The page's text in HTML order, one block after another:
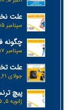
علت
سپتامبر 15, 2020 - 1:13 ب.ظ
چگونه
سپتامبر 17, 2019 - 6:04 ب.ظ
علت
جولای 21, 2026 - 1:35 ب.ظ
پیچ
ژانویه 5, 2025 - 10:00 ق.ظ